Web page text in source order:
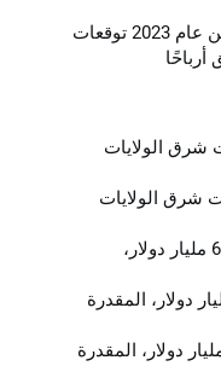
تجاوزت أرباح Alphabet للربع الثالث من عام 2023 توقعات
أرباحًا
شرق الولايات
شرق الولايات
تبلغ قيمتها 67.99 مليار دولار،
مليار دولار، المقدرة
مليار دولار، المقدرة